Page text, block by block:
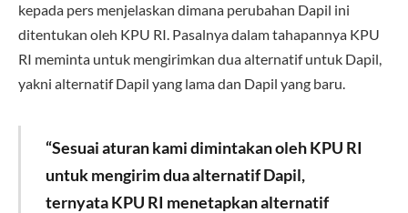
kepada pers menjelaskan dimana perubahan Dapil ini
ditentukan oleh KPU RI. Pasalnya dalam tahapannya KPU
RI meminta untuk mengirimkan dua alternatif untuk Dapil,
yakni alternatif Dapil yang lama dan Dapil yang baru.
“Sesuai aturan kami dimintakan oleh KPU RI
untuk mengirim dua alternatif Dapil,
ternyata KPU RI menetapkan alternatif